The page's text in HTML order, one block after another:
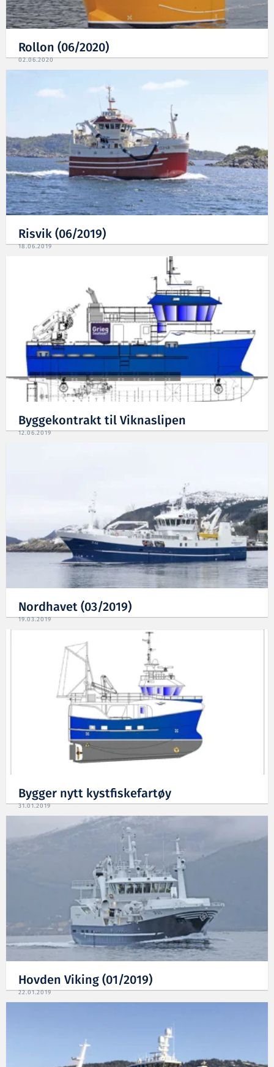
Rollon (06/2020)
02.06.2020
Risvik (06/2019)
18.06.2019
Byggekontrakt til Viknaslipen
12.06.2019
Nordhavet (03/2019)
19.03.2019
Bygger nytt kystfiskefartøy
31.01.2019
Hovden Viking (01/2019)
22.01.2019